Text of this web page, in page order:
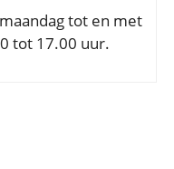
tot en met
tot 17.00 uur.